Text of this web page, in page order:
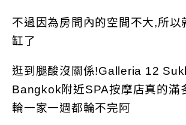
不過因為房間內的空間不大,所以
缸了
逛到腿酸沒關係!Galleria 12
Bangkok附近SPA按摩店真的滿
輪一家一週都輪不完阿